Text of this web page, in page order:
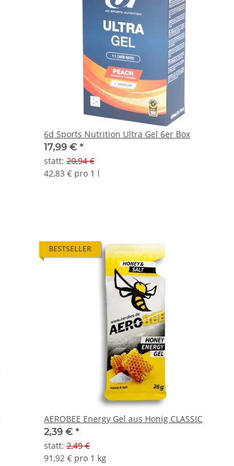
6d Sports Nutrition Ultra Gel 6er Box
17,99 € *
statt: 20,94 €
42,83 € pro 1 l
BESTSELLER
AEROBEE Energy Gel aus Honig CLASSIC
2,39 € *
statt: 2,49 €
91,92 € pro 1 kg